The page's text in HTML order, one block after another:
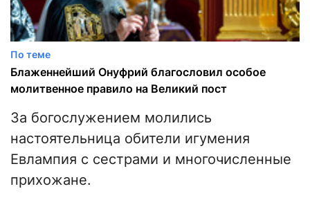
По теме
Блаженнейший Онуфрий благословил особое
молитвенное правило на Великий пост
За богослужением молились
настоятельница обители игумения
Евлампия с сестрами и многочисленные
прихожане.